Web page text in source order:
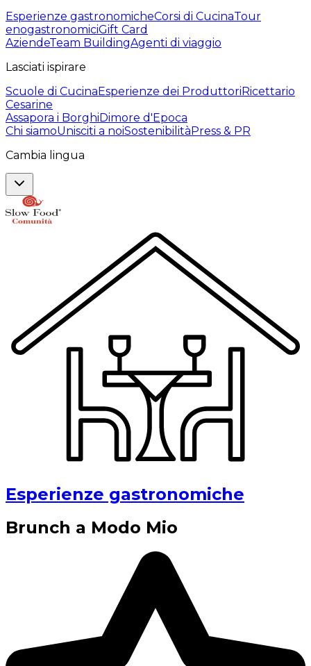
Esperienze gastronomicheCorsi di CucinaTour
enogastronomiciGift Card
AziendeTeam BuildingAgenti di viaggio
Lasciati ispirare
Scuole di CucinaEsperienze dei ProduttoriRicettario
Cesarine
Assapora i BorghiDimore d'Epoca
Chi siamoUnisciti a noiSostenibilitàPress & PR
Cambia lingua
Esperienze gastronomiche
Brunch a Modo Mio